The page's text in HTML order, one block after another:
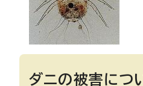
ダニの被害につ